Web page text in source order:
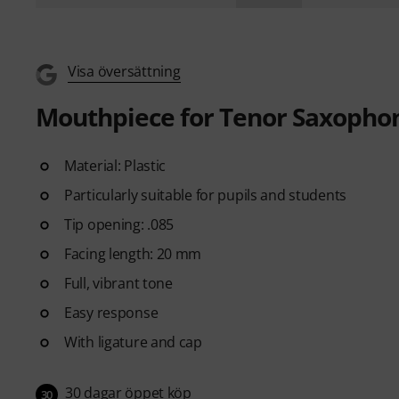
Visa översättning
Mouthpiece for Tenor
Material: Plastic
Particularly suitable for pupils and students
Tip opening: .085
Facing length: 20 mm
Full, vibrant tone
Easy response
With ligature and cap
30 30 dagar öppet köp